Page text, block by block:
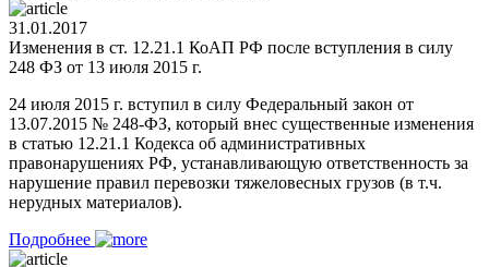
31.01.2017
Изменения в ст. 12.21.1 КоАП РФ после вступления в силу
248 ФЗ от 13 июля 2015 г.
24 июля 2015 г. вступил в силу Федеральный закон от
13.07.2015 № 248-ФЗ, который внес существенные изменения
в статью 12.21.1 Кодекса об административных
правонарушениях РФ, устанавливающую ответственность за
нарушение правил перевозки тяжеловесных грузов (в т.ч.
нерудных материалов).
Подробнее